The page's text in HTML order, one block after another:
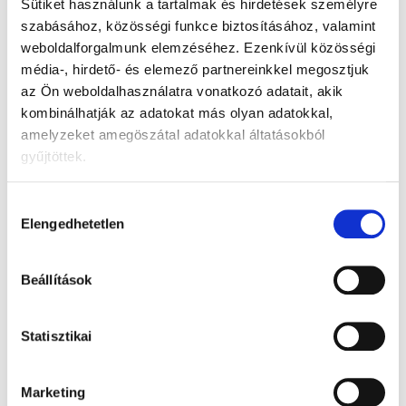
Sütiket használunk a tartalmak és hirdetések személyre
szabásához, közösségi funkce biztosításához, valamint
weboldalforgalmunk elemzéséhez. Ezenkívül közösségi
média-, hirdető- és elemező partnereinkkel megosztjuk
az Ön weboldalhasználatra vonatkozó adatait, akik
kombinálhatják az adatokat más olyan adatokkal,
amelyzeket amegöszátal adatokkal áltatásokból
gyűjtöttek.
kiválasztása
Elengedhetetlen
Beállítások
Statisztikai
Marketing
Termék részletes leírása
A szülés utáni betétek fokozott nedvszívó
képességgel rendelkeznek, és a kényelmes
anatómiai formának köszönhetően kényelmes
viseletet biztosítanak. Speciális hálós bugyikkal és
hagyományos fehérneművel is használhatóak. Az
nem áll fenn a sebgyógyulási szövődmények
veszélye a szülés utáni betétek használata miatt.
Összetevők
: Cellulóz, szuperabszorbens, hidrofil
réteg, rugalmas fonal, elválasztó papír, ragasztó.